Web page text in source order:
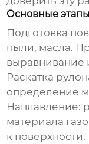
Основные
Подготовка
пыли, масла.
выравнивание
Раскатка
определение
Наплавление:
материала
к поверхности.